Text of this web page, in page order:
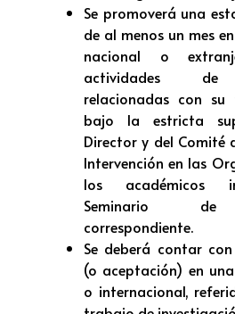
Se promoverá una
de al menos un mes
nacional o
actividades de
relacionadas con
bajo la estricta
Director y del Comité
Intervención en las
los académicos
Seminario de
correspondiente.
Se deberá contar
(o aceptación) en
o internacional,